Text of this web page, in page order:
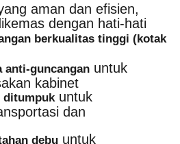
aman dan efisien,
dengan hati-hati
berkualitas tinggi (kotak
anti-guncangan untuk
kabinet
ditumpuk untuk
dan
debu untuk